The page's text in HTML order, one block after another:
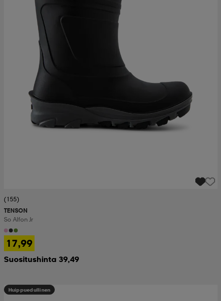
(155)
TENSON
So Alfon Jr
17,99
Suositushinta 39,49
Huippuedullinen